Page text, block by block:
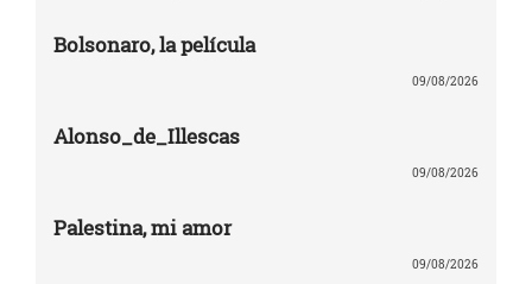
Bolsonaro, la película
09/08/2026
Alonso_de_Illescas
09/08/2026
Palestina, mi amor
09/08/2026